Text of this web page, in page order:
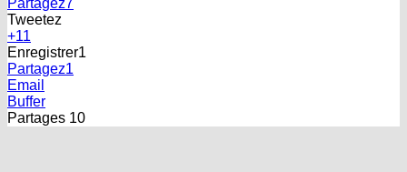
Partagez7
Tweetez
+11
Enregistrer1
Partagez1
Email
Buffer
Partages 10